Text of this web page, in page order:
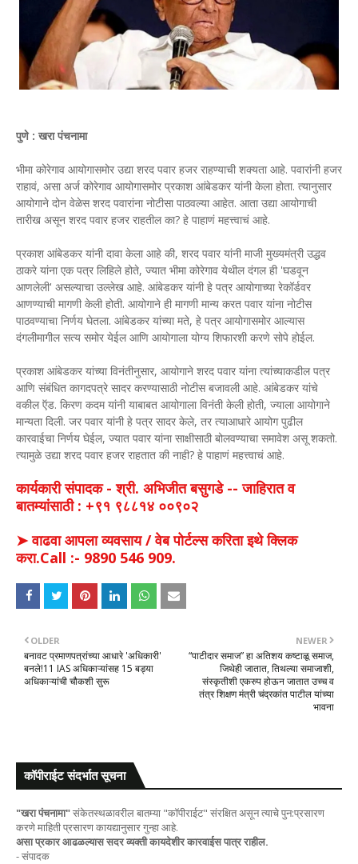
पुणे : खरा पंचनामा
भीमा कोरेगाव आयोगासमोर उद्या शरद पवार हजर राहण्याची शक्यता आहे. पवारांनी हजर
राहावं, असा अर्ज कोरेगाव आयोगासमोर प्रकाश आंबेडकर यांनी केला होता. त्यानुसार
आयोगाने दोन वेळेस शरद पवारांना नोटीसा पाठवल्या आहेत. आता उद्या आयोगाची
तारीख असून शरद पवार हजर राहतील का? हे पाहाणं महत्त्वाचं आहे.
प्रकाश आंबेडकर यांनी दावा केला आहे की, शरद पवार यांनी माजी मुख्यमंत्री उद्धव
ठाकरे यांना एक पत्र लिहिले होते, ज्यात भीमा कोरेगाव येथील दंगल ही 'घडवून
आणलेली' असल्याचा उल्लेख आहे. आंबेडकर यांनी हे पत्र आयोगाच्या रेकॉर्डवर
आणण्याची मागणी केली होती. आयोगाने ही मागणी मान्य करत पवार यांना नोटीस
पाठवण्याचा निर्णय घेतला. आंबेडकर यांच्या मते, हे पत्र आयोगासमोर आल्यास
दंगलीमागील सत्य समोर येईल आणि आयोगाला योग्य शिफारशी करणे सोपे होईल.
प्रकाश आंबेडकर यांच्या विनंतीनुसार, आयोगाने शरद पवार यांना त्यांच्याकडील पत्र
आणि संबंधित कागदपत्रे सादर करण्यासाठी नोटीस बजावली आहे. आंबेडकर यांचे
वकील ऍड. किरण कदम यांनी याबाबत आयोगाला विनंती केली होती, ज्याला आयोगाने
मान्यता दिली. जर पवार यांनी हे पत्र सादर केले, तर त्याआधारे आयोग पुढील
कारवाईचा निर्णय घेईल, ज्यात पवार यांना साक्षीसाठी बोलवण्याचा समावेश असू शकतो.
त्यामुळे उद्या शरद पवार हजर राहतात की नाही? हे पाहाणं महत्त्वाचं आहे.
कार्यकारी संपादक - श्री. अभिजीत बसुगडे -- जाहिरात व
बातम्यांसाठी : +९१ ९८८१४ ००९०२
➤ वाढवा आपला व्यवसाय / वेब पोर्टल्स करिता इथे क्लिक
करा.Call :- 9890 546 909.
NEWER
“पाटीदार समाज” हा अतिशय कष्टाळू समाज,
जिथेही जातात, तिथल्या समाजाशी,
संस्कृतीशी एकरुप होऊन जातात उच्च व
तंत्र शिक्षण मंत्री चंद्रकांत पाटील यांच्या
भावना
OLDER
बनावट प्रमाणपत्रांच्या आधारे 'अधिकारी'
बनले!11 IAS अधिकाऱ्यांसह 15 बड्या
अधिकाऱ्यांची चौकशी सुरू
कॉपीराईट संदर्भात सूचना
"खरा पंचनामा"संकेतस्थळावरील बातम्या "कॉपीराईट" संरक्षित असून त्याचे पुन:प्रसारण
करणे माहिती प्रसारण कायद्यानुसार गुन्हा आहे.
असा प्रकार आढळल्यास सदर व्यक्ती कायदेशीर कारवाईस पात्र राहील.
- संपादक